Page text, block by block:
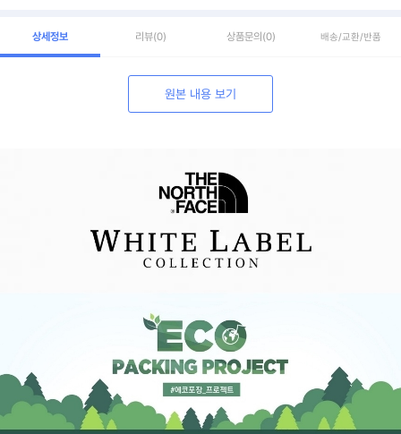
상세정보 리뷰(0) 상품문의 (0) 배송/교환/반품
원본 내용 보기